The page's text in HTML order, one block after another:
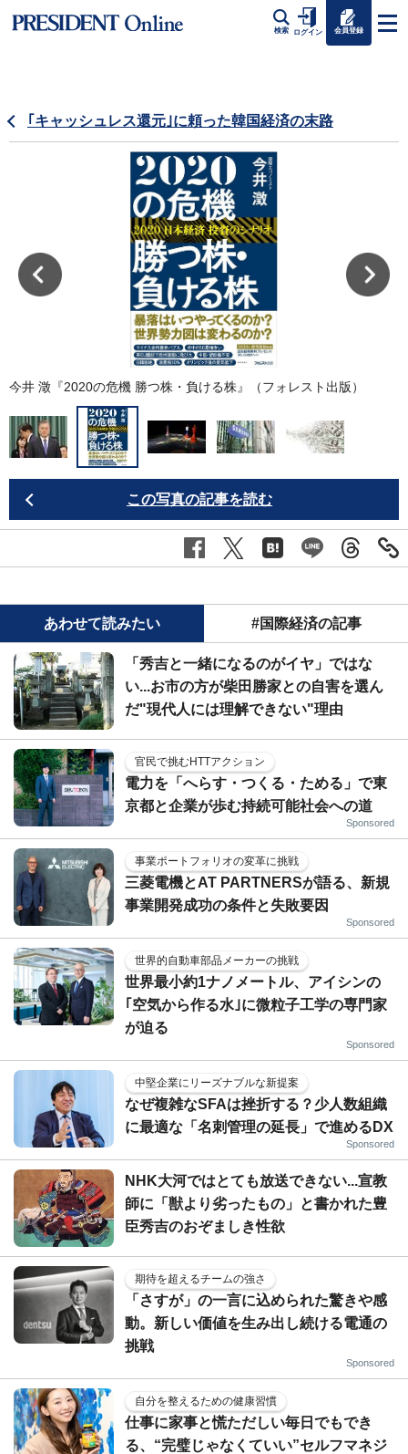
検索 ログイン 会員登録
｢キャッシュレス還元｣に頼った韓国経済の末路
今井 澂『2020の危機 勝つ株・負ける株』（フォレスト出版）
この写真の記事を読む
あわせて読みたい #国際経済の記事
「秀吉と一緒になるのがイヤ」ではな
い...お市の方が柴田勝家との自害を選ん
だ"現代人には理解できない"理由
官民で挑むHTTアクション
電力を「へらす・つくる・ためる」で東
京都と企業が歩む持続可能社会への道
Sponsored
事業ポートフォリオの変革に挑戦
三菱電機とAT PARTNERSが語る、新規
事業開発成功の条件と失敗要因
Sponsored
世界的自動車部品メーカーの挑戦
世界最小約1ナノメートル、アイシンの
｢空気から作る水｣に微粒子工学の専門家
が迫る
Sponsored
中堅企業にリーズナブルな新提案
なぜ複雑なSFAは挫折する？少人数組織
に最適な「名刺管理の延長」で進めるDX
Sponsored
NHK大河ではとても放送できない...宣教
師に「獣より劣ったもの」と書かれた豊
臣秀吉のおぞましき性欲
期待を超えるチームの強さ
「さすが」の一言に込められた驚きや感
動。新しい価値を生み出し続ける電通の
挑戦
Sponsored
自分を整えるための健康習慣
仕事に家事と慌ただしい毎日でもでき
る、“完璧じゃなくていい”セルフマネジ